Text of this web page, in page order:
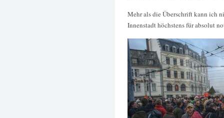
Mehr als die Überschrift kann ich
Innenstadt höchstens für absolut